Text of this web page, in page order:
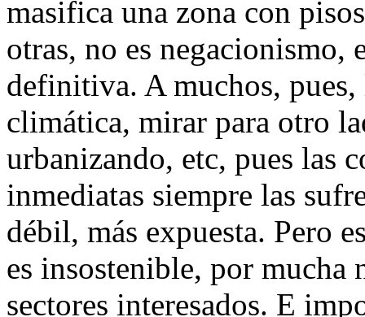
masifica una zona con
otras, no es negacionismo,
definitiva. A muchos, pues,
climática, mirar para otro
urbanizando, etc, pues las
inmediatas siempre las
débil, más expuesta. Pero
es insostenible, por mucha
sectores interesados. E